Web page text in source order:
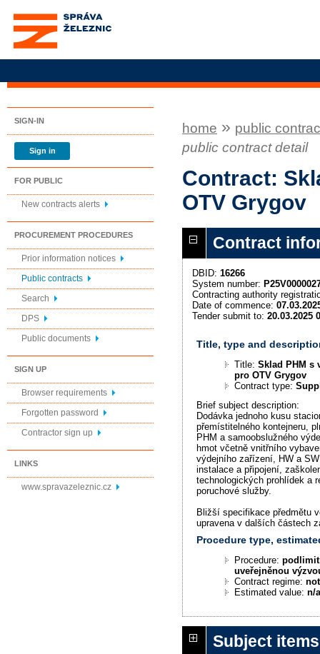
Správa železnic, státní
organizace
SIGN-IN
Sign in
FOR PUBLIC
New contracts alerts
PROCUREMENT PROCEDURES
Prior information notices
Public contracts
Search
DPS
Public documents
SIGN UP
Browser requirements
Forgotten password
Contractor sign up
LINKS
www.spravazeleznic.cz
home » public
public contract detail
Contract:
OTV Grygov
Contract
DBID: 16266
System number:
Contracting authority
Date of commence:
Tender submit to: 20.03.2025
Title, type and
Title:Sklad PHM s
pro OTV Grygov
Contract type:
Brief subject description:
Dodávka jednoho kusu
přemístitelného kontejneru,
PHM a samoobslužného
hmot včetně vnitřního
výdejního zařízení, HW a
instalace a připojení,
technologických prohlídek a
poruchové služby.
Bližší specifikace předmětu
upravena v dalších částech
Procedure type,
Procedure:
uveřejněnou
Contract regime:
Estimated value:n/
Subject